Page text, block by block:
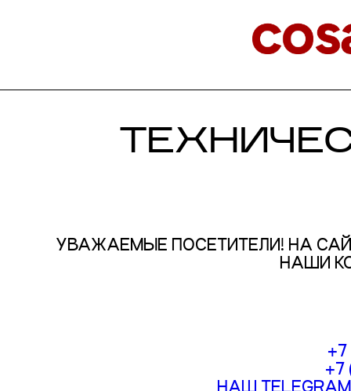
УВАЖАЕМЫЕ ПОСЕТИТЕЛИ! НА
НАШИ
+7
НАШ